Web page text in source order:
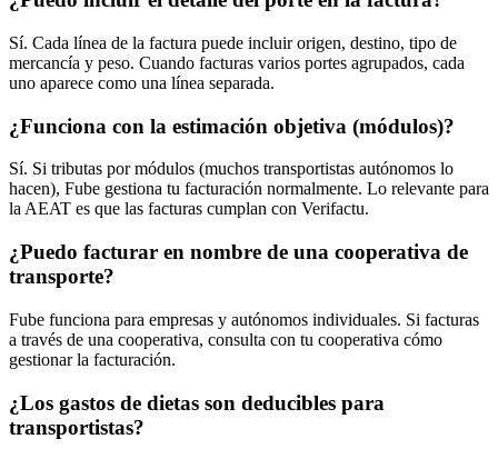
Sí. Cada línea de la factura puede incluir origen, destino, tipo de
mercancía y peso. Cuando facturas varios portes agrupados, cada
uno aparece como una línea separada.
¿Funciona con la estimación objetiva (módulos)?
Sí. Si tributas por módulos (muchos transportistas autónomos lo
hacen), Fube gestiona tu facturación normalmente. Lo relevante para
la AEAT es que las facturas cumplan con Verifactu.
¿Puedo facturar en nombre de una cooperativa de
transporte?
Fube funciona para empresas y autónomos individuales. Si facturas
a través de una cooperativa, consulta con tu cooperativa cómo
gestionar la facturación.
¿Los gastos de dietas son deducibles para
transportistas?